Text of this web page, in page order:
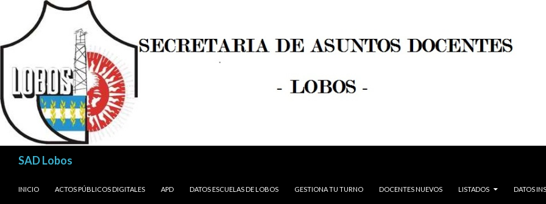
SAD Lobos
INICIO
ACTOS PÚBLICOS DIGITALES APD DATOS ESCUELAS DE LOBOS GESTIONA TU TURNO DOCENTES NUEVOS LISTADOS DATOS